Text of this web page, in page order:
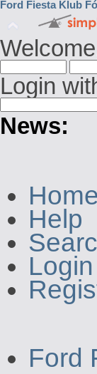
Ford Fiesta Klub
Login
News:
Home
Help
Login
Ford